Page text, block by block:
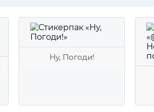
Ну, Погоди!